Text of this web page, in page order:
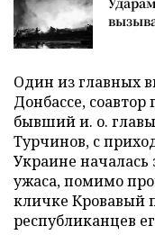
Один из главных
Донбассе, соавтор
бывший и. о.
Турчинов, с
Украине началась
ужаса, помимо
кличке Кровавый
республиканцев